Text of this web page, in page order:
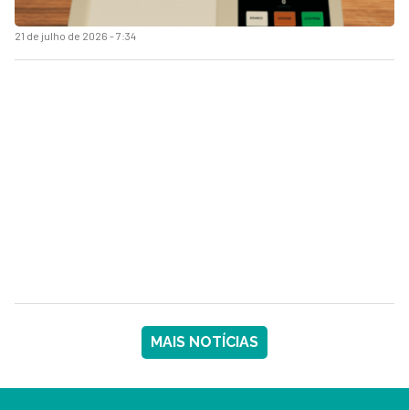
21 de julho de 2026 - 7:34
MAIS NOTÍCIAS